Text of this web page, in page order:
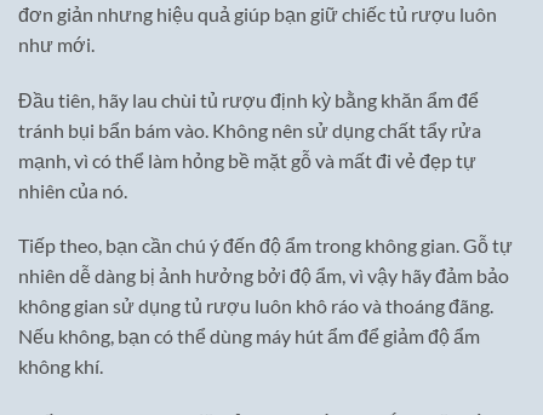
đơn giản nhưng hiệu quả giúp bạn giữ chiếc tủ rượu luôn
như mới.
Đầu tiên, hãy lau chùi tủ rượu định kỳ bằng khăn ẩm để
tránh bụi bẩn bám vào. Không nên sử dụng chất tẩy rửa
mạnh, vì có thể làm hỏng bề mặt gỗ và mất đi vẻ đẹp tự
nhiên của nó.
Tiếp theo, bạn cần chú ý đến độ ẩm trong không gian. Gỗ tự
nhiên dễ dàng bị ảnh hưởng bởi độ ẩm, vì vậy hãy đảm bảo
không gian sử dụng tủ rượu luôn khô ráo và thoáng đãng.
Nếu không, bạn có thể dùng máy hút ẩm để giảm độ ẩm
không khí.